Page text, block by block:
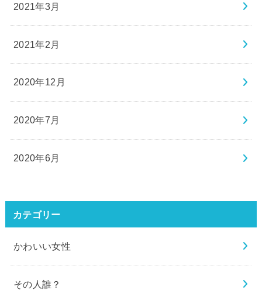
2021年3月
2021年2月
2020年12月
2020年7月
2020年6月
カテゴリー
かわいい女性
その人誰？